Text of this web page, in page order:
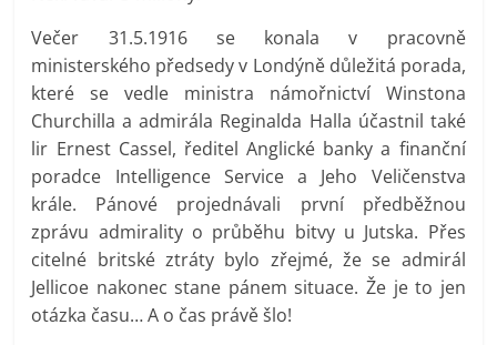
Večer 31.5.1916 se konala v pracovně
ministerského předsedy v Londýně důležitá porada,
které se vedle ministra námořnictví Winstona
Churchilla a admirála Reginalda Halla účastnil také
lir Ernest Cassel, ředitel Anglické banky a finanční
poradce Intelligence Service a Jeho Veličenstva
krále. Pánové projednávali první předběžnou
zprávu admirality o průběhu bitvy u Jutska. Přes
citelné britské ztráty bylo zřejmé, že se admirál
Jellicoe nakonec stane pánem situace. Že je to jen
otázka času… A o čas právě šlo!